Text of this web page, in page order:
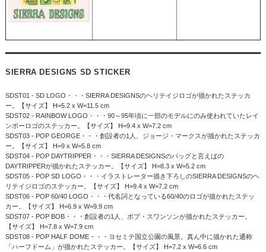
SIERRA DESIGNS SD STICKER
SDST01 - SD LOGO・・・SIERRA DESIGNSのヘリテイジロゴが描かれたステッカ
ー。【サイズ】 H=5.2 x W=11.5 cm
SDST02 - RAINBOW LOGO・・・90～95年頃に一部のモデルにのみ使われていたレイ
ンボーロゴのステッカー。【サイズ】 H=9.4 x W=7.2 cm
SDST03 - POP GEORGE・・・創設者の1人、ジョージ・マークスが描かれたステッカ
ー。【サイズ】 H=9 x W=5.8 cm
SDST04 - POP DAYTRIPPER・・・SIERRA DESIGNSのバッグと言えばの
DAYTRIPPERが描かれたステッカー。【サイズ】 H=8.3 x W=5.2 cm
SDST05 - POP SD LOGO・・・イラストレーター描き下ろしのSIERRA DESIGNSのヘ
リテイジロゴのステッカー。【サイズ】 H=9.4 x W=7.2 cm
SDST06 - POP 60/40 LOGO・・・代名詞となっている60/40のロゴが描かれたステッ
カー。【サイズ】 H=6.9 x W=9.9 cm
SDST07 - POP BOB・・・創設者の1人、ボブ・スワンソンが描かれたステッカー。
【サイズ】 H=7.8 x W=7.9 cm
SDST08 - POP HALF DOME・・・ヨセミテ国立公園の風景。真ん中に描かれた通称
「ハーフドーム」が描かれたステッカー。【サイズ】 H=7.2 x W=6.6 cm